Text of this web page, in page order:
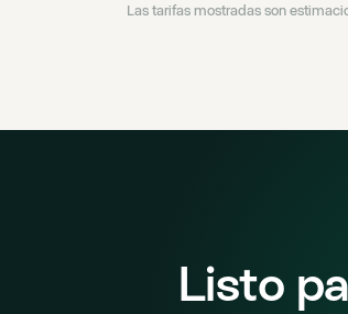
Las tarifas mostradas son
Listo